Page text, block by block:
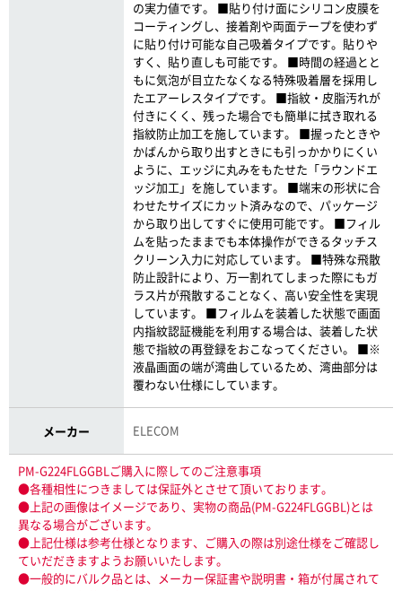
の実力値です。 ■貼り付け面にシリコン皮膜を
コーティングし、接着剤や両面テープを使わず
に貼り付け可能な自己吸着タイプです。貼りや
すく、貼り直しも可能です。 ■時間の経過とと
もに気泡が目立たなくなる特殊吸着層を採用し
たエアーレスタイプです。 ■指紋・皮脂汚れが
付きにくく、残った場合でも簡単に拭き取れる
指紋防止加工を施しています。 ■握ったときや
かばんから取り出すときにも引っかかりにくい
ように、エッジに丸みをもたせた「ラウンドエ
ッジ加工」を施しています。 ■端末の形状に合
わせたサイズにカット済みなので、パッケージ
から取り出してすぐに使用可能です。 ■フィル
ムを貼ったままでも本体操作ができるタッチス
クリーン入力に対応しています。 ■特殊な飛散
防止設計により、万一割れてしまった際にもガ
ラス片が飛散することなく、高い安全性を実現
しています。 ■フィルムを装着した状態で画面
内指紋認証機能を利用する場合は、装着した状
態で指紋の再登録をおこなってください。 ■※
液晶画面の端が湾曲しているため、湾曲部分は
覆わない仕様にしています。
メーカー ELECOM
PM-G224FLGGBLご購入に際してのご注意事項
●各種相性につきましては保証外とさせて頂いております。
●上記の画像はイメージであり、実物の商品(PM-G224FLGGBL)とは
異なる場合がございます。
●上記仕様は参考仕様となります、ご購入の際は別途仕様をご確認し
ていだだきますようお願いいたします。
●一般的にバルク品とは、メーカー保証書や説明書・箱が付属されて